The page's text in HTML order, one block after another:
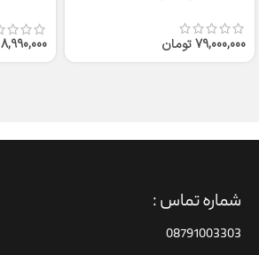
79,000,000تومان
8,990,000
شماره تماس :
08791003303